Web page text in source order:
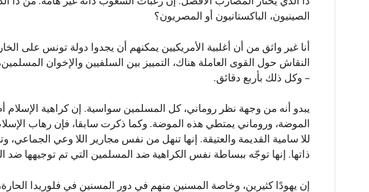
الصينيون، الباكستانيون أو المصريون؟
أنا غير واثق من أن أغلبية الأمريكيين يمكنهم أن يجدوا دولة تونس على
النقاش حول القوى العاملة هناك، التمييز بين السلفيين والإخوان
– وكل ذلك بأربع دقائق.
يبدو أنه من وجهة نظر روماني، كل المسلمين سواسية. إن كراهية
الموضة، وروماني يمتطي هذه الموضة. وكما ذكرت سابقا، فإن رهاب
للا سامية القديمة والعتيقة. إنها تنهل من نفس مجارير اللا وعي الجماعي،
ذاتها. إنها توجّه ببساطة نفس الكراهية ضد المسلمين التي تم توجيهها ضد
إن يهودًا كثيرين، وخاصة المسنين منهم في دور المسنين في فلوريدا